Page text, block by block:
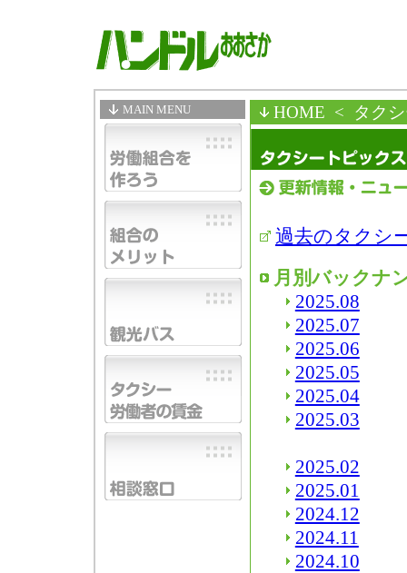
MAIN MENU HOME < タク
過去のタクシ
月別バックナ
2025.08
2025.07
2025.06
2025.05
2025.04
2025.03
2025.02
2025.01
2024.12
2024.11
2024.10